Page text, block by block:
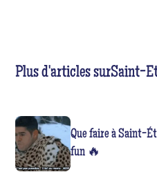
Plus d'articles surSaint-
Que faire à Saint-
fun 🔥